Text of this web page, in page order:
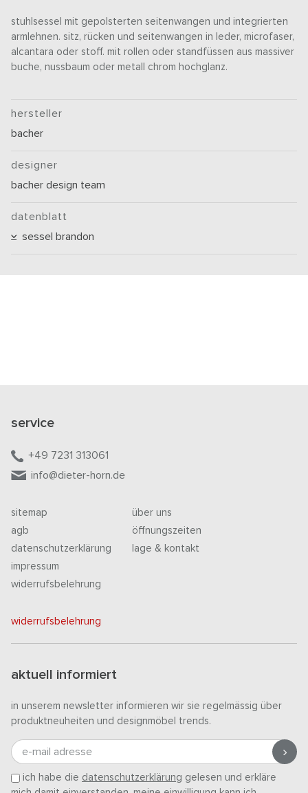
stuhlsessel mit gepolsterten seitenwangen und integrierten
armlehnen. sitz, rücken und seitenwangen in leder, microfaser,
alcantara oder stoff. mit rollen oder standfüssen aus massiver
buche, nussbaum oder metall chrom hochglanz.
hersteller
bacher
designer
bacher design team
datenblatt
sessel brandon
service
+49 7231 313061
info@dieter-horn.de
sitemap
agb
datenschutzerklärung
impressum
widerrufsbelehrung
über uns
öffnungszeiten
lage & kontakt
widerrufsbelehrung
aktuell informiert
in unserem newsletter informieren wir sie regelmässig über
produktneuheiten und designmöbel trends.
e-mail adresse
ich habe die datenschutzerklärung gelesen und erkläre